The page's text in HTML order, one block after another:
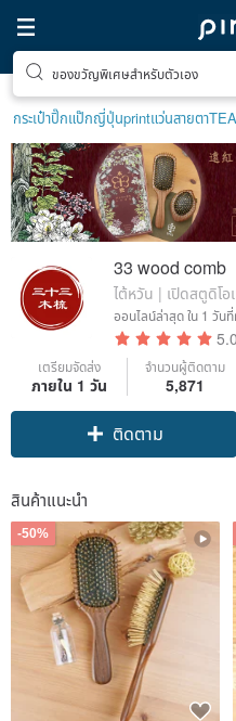
ตามหาไอเทมฮีลใจ
กระเป๋าปิ๊กแป๊กญี่ปุ่นprintแว่นสายตา
33 wood comb
ไต้หวัน | เปิดสตูดิโอ
ออนไลน์ล่าสุดใน 1 วัน
5.0
เตรียมจัดส่ง
ภายใน 1 วัน
จำนวนผู้ติดตาม
5,871
ติดตาม
สินค้าแนะนำ
-50%